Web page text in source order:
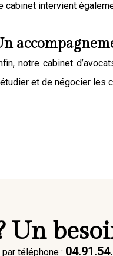
cabinet intervient
notre cabinet
et de négocier les
Un
téléphone :